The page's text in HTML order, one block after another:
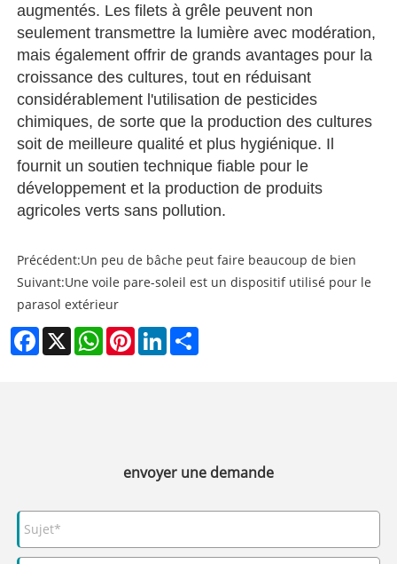
augmentés. Les filets à grêle peuvent non
seulement transmettre la lumière avec modération,
mais également offrir de grands avantages pour la
croissance des cultures, tout en réduisant
considérablement l'utilisation de pesticides
chimiques, de sorte que la production des cultures
soit de meilleure qualité et plus hygiénique. Il
fournit un soutien technique fiable pour le
développement et la production de produits
agricoles verts sans pollution.
Précédent:Un peu de bâche peut faire beaucoup de bien
Suivant:Une voile pare-soleil est un dispositif utilisé pour le
parasol extérieur
Facebook
X WhatsAppPinterestLinkedIn
envoyer une demande